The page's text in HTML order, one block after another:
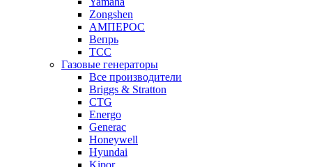
Zongshen
АМПЕРОС
Вепрь
ТСС
Газовые генераторы
Все производители
Briggs & Stratton
CTG
Energo
Generac
Honeywell
Hyundai
Kipor